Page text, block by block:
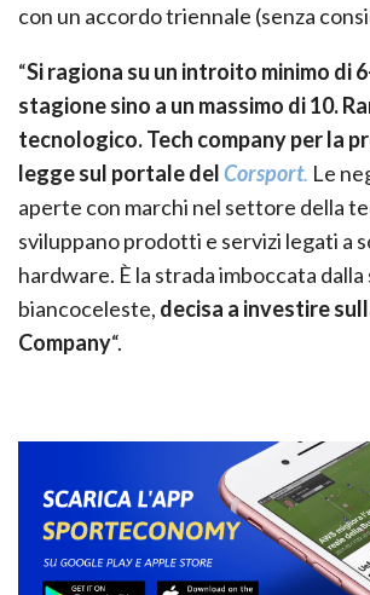
con un accordo triennale (senza
“Si ragiona su un introito minimo di
stagione sino a un massimo di 10.
tecnologico. Tech company per la
legge sul portale delCorsport. Le
aperte con marchi nel settore della
sviluppano prodotti e servizi legati a
hardware. È la strada imboccata
biancoceleste, decisa a investire
Company“.